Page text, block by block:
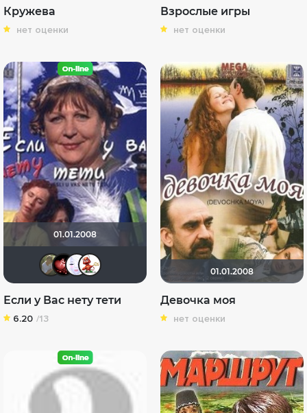
Кружева
нет оценки
Взрослые игры
нет оценки
01.01.2008
Milashka-irk
Katericha
Если у Вас нету тети
6.20 /13
01.01.2008
Девочка моя
нет оценки